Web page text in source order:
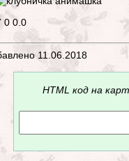
0 0.0
11.06.2018
HTML код на